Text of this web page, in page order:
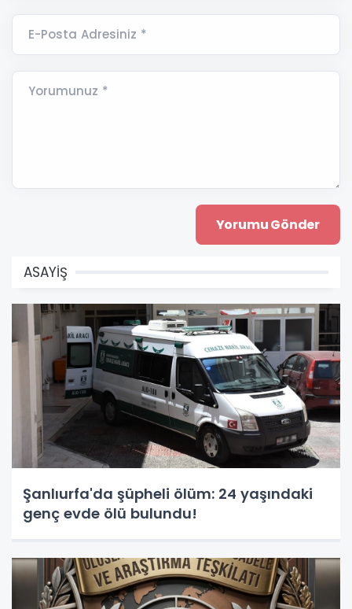
E-Posta Adresiniz *
Yorumunuz *
ASAYİŞ
Şanlıurfa'da şüpheli ölüm: 24 yaşındaki
genç evde ölü bulundu!